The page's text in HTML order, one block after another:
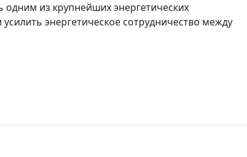
одним из крупнейших энергетических
энергетическое сотрудничество между